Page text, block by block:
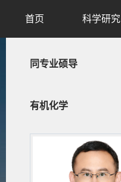
首页 科学研究
同专业硕导
有机化学